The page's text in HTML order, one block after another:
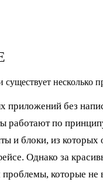
существует
без
работают по
и блоки, из которых
Однако за
которые не